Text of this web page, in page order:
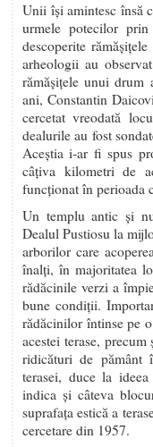
Unii își amintesc însă
urmele potecilor
descoperite
arheologii au
rămășițele unui drum
ani, Constantin
cercetat vreodată
dealurile au fost
Aceștia i-ar fi spus
câțiva kilometri de
funcționat în perioada
Un templu antic și
Dealul Pustiosu la
arborilor care
înalţi, în majoritatea
rădăcinile verzi a
bune condiţii.
rădăcinilor întinse pe
acestei terase,
ridicături de pământ
terasei, duce la
indica și câteva
suprafața estică a
cercetare din 1957.